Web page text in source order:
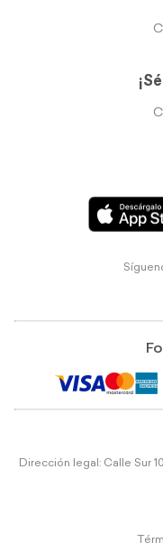
Dirección legal: Calle Sur